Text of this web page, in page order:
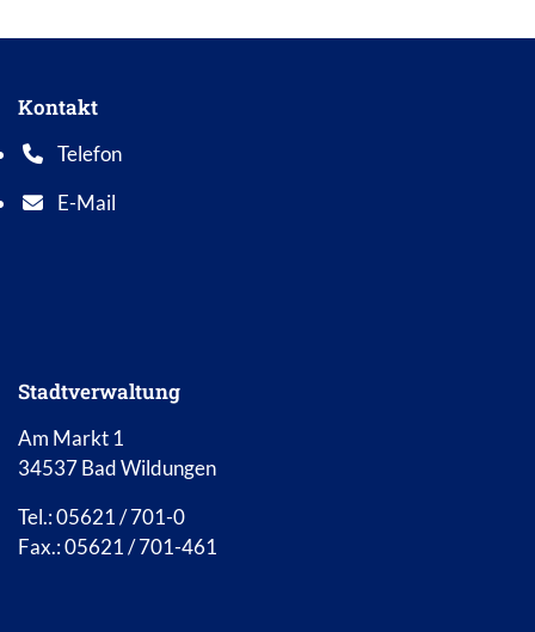
Kontakt
Telefon
Telefonnummer: 0 5 6 2 1 7 0 1 0
E-Mail
E-Mail Adresse: info@bad-wildungen.de
Stadtverwaltung
Am Markt 1
34537 Bad Wildungen
Tel.: 05621 / 701-0
Fax.: 05621 / 701-461